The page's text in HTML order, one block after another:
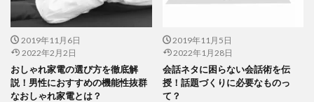
2019年11月6日
2022年2月2日
おしゃれ家電の選び方を徹底解
説！男性におすすめの機能性抜群
なおしゃれ家電とは？
2019年11月5日
2022年1月28日
会話ネタに困らない会話術を伝
授！話題づくりに必要なものっ
て？